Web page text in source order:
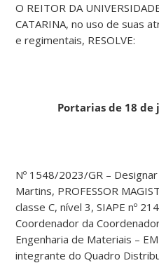
O REITOR DA
CATARINA, no uso de suas
e regimentais, RESOLVE:
Portarias de 18 de
Nº 1548/2023/GR –
Martins, PROFESSOR
classe C, nível 3, SIAPE nº
Coordenador da
Engenharia de Materiais –
integrante do Quadro